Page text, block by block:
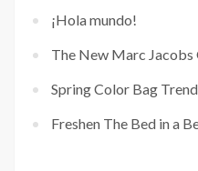
¡Hola mundo!
The New Marc Jacobs
Spring Color Bag
Freshen The Bed in a